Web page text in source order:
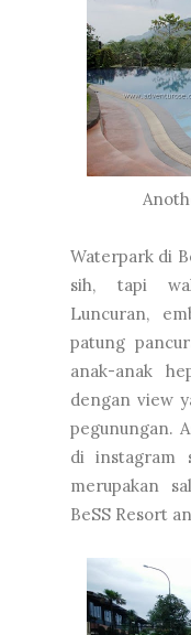
Waterpark di
sih, tapi
Luncuran,
patung
anak-anak
dengan view
pegunungan.
di instagram
merupakan
BeSS Resort